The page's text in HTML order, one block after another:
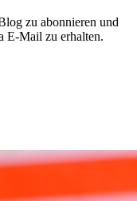
zu abonnieren und
E-Mail zu erhalten.